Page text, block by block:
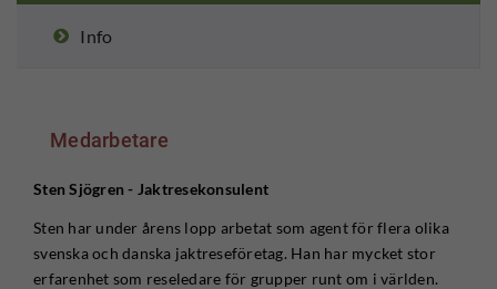
Info
Medarbetare
Sten Sjögren - Jaktresekonsulent
Sten har under årens lopp arbetat som agent för flera olika
svenska och danska jaktreseföretag. Han har mycket stor
erfarenhet som reseledare för grupper runt om i världen.